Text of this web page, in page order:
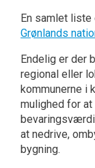
En samlet
Grønlands
Endelig er der
regional eller
kommunerne i
mulighed for
at nedrive,
bygning.